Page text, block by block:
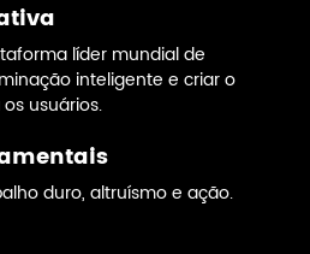
líder mundial de
inteligente e criar o
usuários.
duro, altruísmo e ação.
da Associação Nacional de
Optoeletrônica da Zona de
de Jiangmen.
empresa ganhou o Prêmio de
do Produto na categoria de
do Concurso de Desenho
e também obteve com